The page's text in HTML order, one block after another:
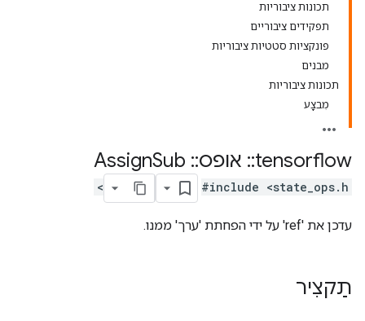
תכונות ציבוריות
תפקידים ציבוריים
פונקציות סטטיות ציבוריות
מבנים
תכונות ציבוריות
מִבצָע
tensorflow
:: אופס::
Sub
#include <state_ops.h>
עדכן את 'ref' על ידי הפחתת 'ערך' ממנו.
תַקצִיר